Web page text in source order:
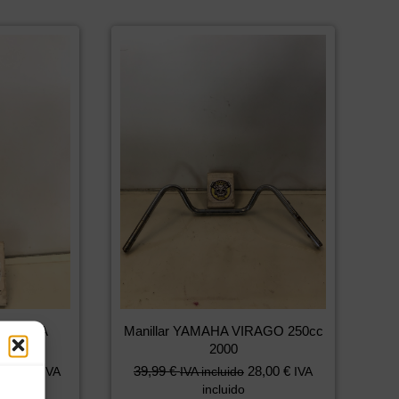
IVA
Manillar YAMAHA VIRAGO 250cc
2000
39,99€ IVA incluido 28,00 € IVA
incluido